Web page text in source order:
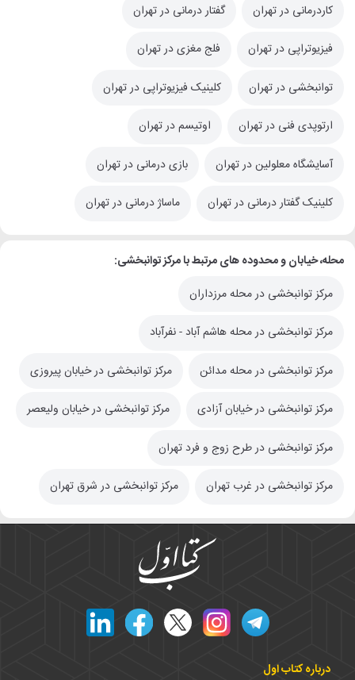
کاردرمانی در تهران
گفتار درمانی در تهران
فیزیوتراپی در تهران فلج مغزی در تهران
توانبخشی در تهران کلینیک فیزیوتراپی در تهران
ارتوپدی فنی در تهران اوتیسم در تهران
آسایشگاه معلولین در تهران بازی درمانی در تهران
کلینیک گفتار درمانی در تهران ماساژ درمانی در تهران
محله، خیابان و محدوده های مرتبط با مرکز توانبخشی:
مرکز توانبخشی در محله مرزداران
مرکز توانبخشی در محله هاشم آباد - نفرآباد
مرکز توانبخشی در محله مدائن مرکز توانبخشی در خیابان پیروزی
مرکز توانبخشی در خیابان آزادی مرکز توانبخشی در خیابان ولیعصر
مرکز توانبخشی در طرح زوج و فرد تهران
مرکز توانبخشی در غرب تهران مرکز توانبخشی در شرق تهران
درباره کتاب اول